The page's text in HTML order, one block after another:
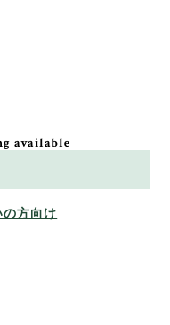
available
の方向け